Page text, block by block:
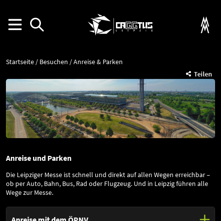
Startseite Besuchen
Anreise & Parken
Teilen
Anreise und Parken
Die Leipziger Messe ist schnell und direkt auf allen Wegen erreichbar –
ob per Auto, Bahn, Bus, Rad oder Flugzeug. Und in Leipzig führen alle
Wege zur Messe.